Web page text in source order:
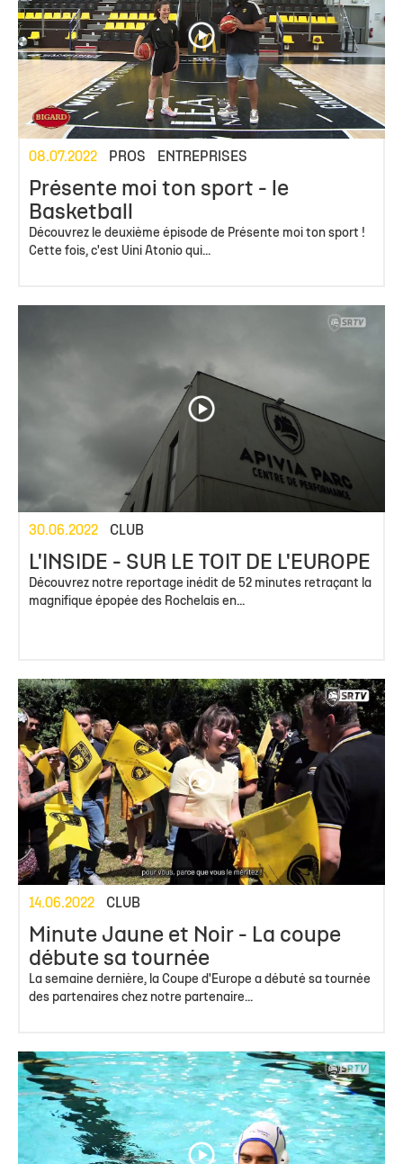
08.07.2022 PROS ENTREPRISES
Présente moi ton sport - le
Basketball
Découvrez le deuxième épisode de Présente moi ton sport !
Cette fois, c'est Uini Atonio qui...
30.06.2022 CLUB
L'INSIDE - SUR LE TOIT DE L'EUROPE
Découvrez notre reportage inédit de 52 minutes retraçant la
magnifique épopée des Rochelais en...
14.06.2022 CLUB
Minute Jaune et Noir - La coupe
débute sa tournée
La semaine dernière, la Coupe d'Europe a débuté sa tournée
des partenaires chez notre partenaire...